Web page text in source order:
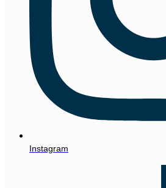
Instagram